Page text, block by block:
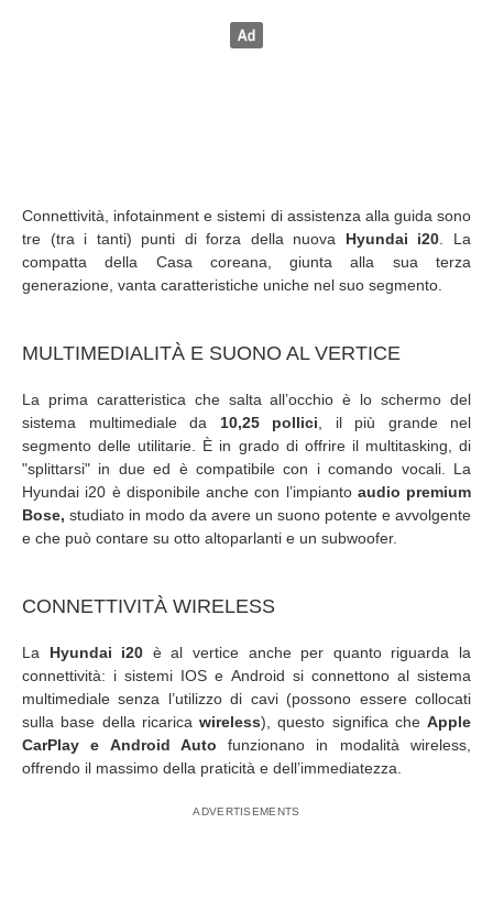
Connettività, infotainment e sistemi di assistenza alla guida sono
tre (tra i tanti) punti di forza della nuova Hyundai i20 . La
compatta della Casa coreana, giunta alla sua terza
generazione, vanta caratteristiche uniche nel suo segmento.
MULTIMEDIALITÀ E SUONO AL VERTICE
La prima caratteristica che salta all’occhio è lo schermo del
sistema multimediale da 10,25 pollici , il più grande nel
segmento delle utilitarie. È in grado di offrire il multitasking, di
"splittarsi" in due ed è compatibile con i comando vocali. La
Hyundai i20 è disponibile anche con l’impianto audio premium
Bose, studiato in modo da avere un suono potente e avvolgente
e che può contare su otto altoparlanti e un subwoofer.
CONNETTIVITÀ WIRELESS
La Hyundai i20 è al vertice anche per quanto riguarda la
connettività: i sistemi IOS e Android si connettono al sistema
multimediale senza l’utilizzo di cavi (possono essere collocati
sulla base della ricarica wireless), questo significa che Apple
CarPlay e Android Auto funzionano in modalità wireless,
offrendo il massimo della praticità e dell’immediatezza.